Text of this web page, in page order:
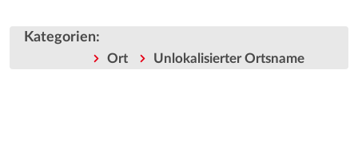
Kategorien:
Ort Unlokalisierter Ortsname